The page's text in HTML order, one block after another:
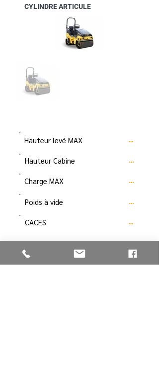
CYLINDRE ARTICULE
Hauteur levé MAX …
Hauteur Cabine …
Charge MAX …
Poids à vide …
CACES …
Données non-contractuelles